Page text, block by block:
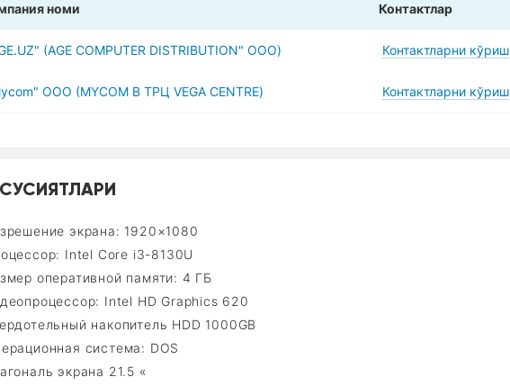
номи Контактлар
(AGE COMPUTER DISTRIBUTION" ООО) Контактларни кўриш
ООО (MYCOM В ТРЦ VEGA CENTRE) Контактларни кўриш
экрана: 1920×1080
Intel Core i3-8130U
оперативной памяти: 4 ГБ
Intel HD Graphics 620
накопитель HDD 1000GB
система: DOS
экрана 21.5 «